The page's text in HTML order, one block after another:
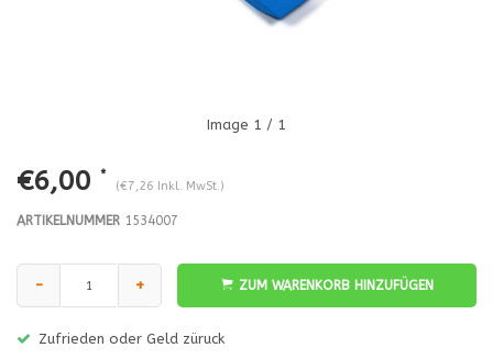
Image 1 / 1
€6,00 *
(€7,26 Inkl. MwSt.)
ARTIKELNUMMER 1534007
- + ZUM WARENKORB HINZUFÜGEN
Zufrieden oder Geld züruck